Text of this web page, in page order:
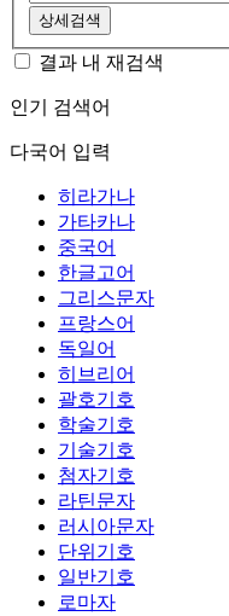
상세검색
결과 내 재검색
인기 검색어
다국어 입력
히라가나
가타카나
중국어
한글고어
그리스문자
프랑스어
독일어
히브리어
괄호기호
학술기호
기술기호
첨자기호
라틴문자
러시아문자
단위기호
일반기호
로마자